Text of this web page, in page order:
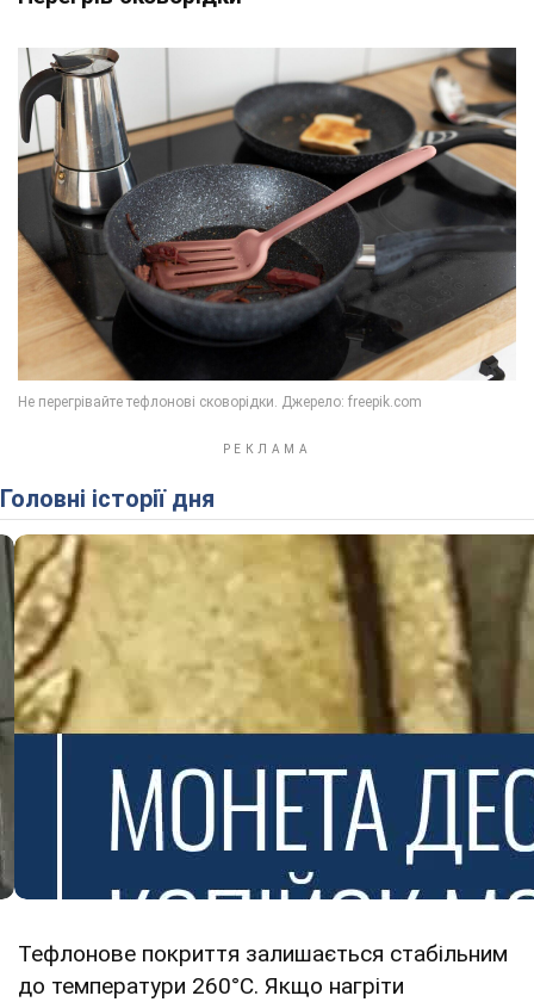
Головні історії дня
Тефлонове покриття залишається стабільним
до температури 260°C. Якщо нагріти